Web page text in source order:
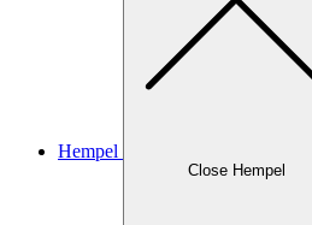
Hempel
Close Hempel